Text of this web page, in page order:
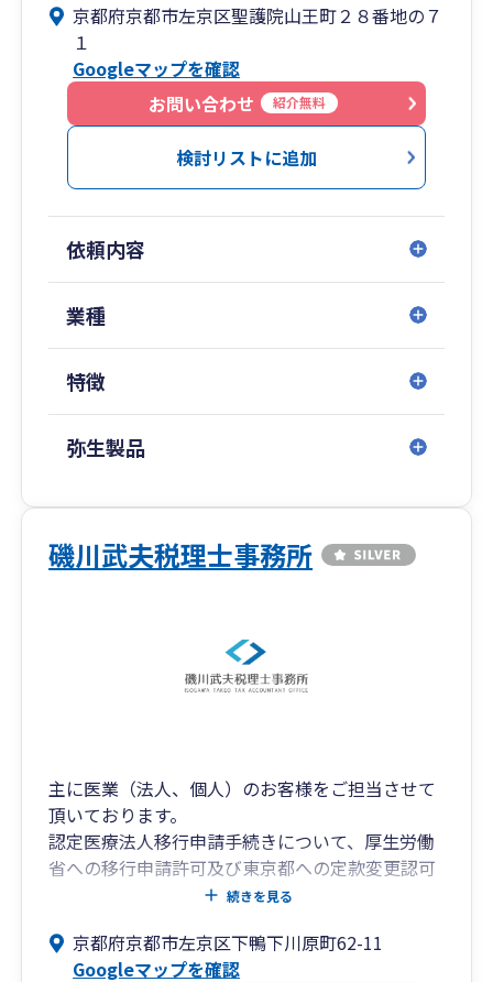
当事務所のモットーは、「お客様へ誠心誠意対応
する」「敬意を払う」「嘘をつかない」「元気に
挨拶する」「わかりやすい説明をする」など、税
や会計の知識も重要ですが、人と接する上で基本
的な心構えをとても大切にしています。
京都府京都市左京区聖護院山王町２８番地の７
１
Googleマップを確認
お問い合わせ
紹介無料
検討リストに追加
依頼内容
業種
特徴
弥生製品
磯川武夫税理士事務所
主に医業（法人、個人）のお客様をご担当させて
頂いております。
認定医療法人移行申請手続きについて、厚生労働
省への移行申請許可及び東京都への定款変更認可
申請の実績があります。
出も対応いたします。
続きを見る
京都府京都市左京区下鴨下川原町62-11
Googleマップを確認